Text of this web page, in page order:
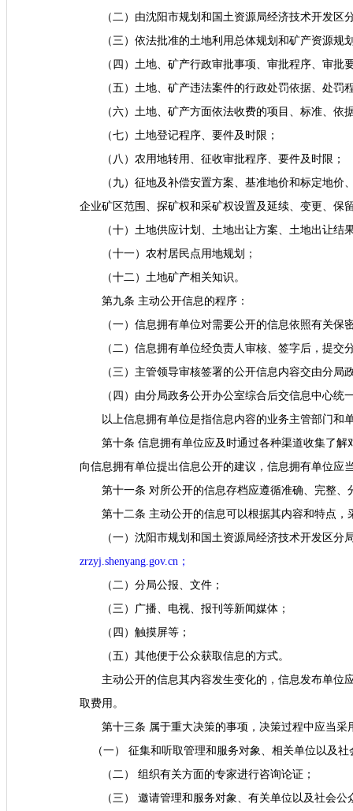
（二）由沈阳市规划和国土资源局经济技术开发
（三）依法批准的土地利用总体规划和矿产资源规
（四）土地、矿产行政审批事项、审批程序、审批
（五）土地、矿产违法案件的行政处罚依据、处
（六）土地、矿产方面依法收费的项目、标准、依
（七）土地登记程序、要件及时限；
（八）农用地转用、征收审批程序、要件及时限；
（九）征地及补偿安置方案、基准地价和标定地
企业矿区范围、探矿权和采矿权设置及延续、变更、保
（十）土地供应计划、土地出让方案、土地出让结
（十一）农村居民点用地规划；
（十二）土地矿产相关知识。
第九条 主动公开信息的程序：
（一）信息拥有单位对需要公开的信息依照有关保
（二）信息拥有单位经负责人审核、签字后，提交
（三）主管领导审核签署的公开信息内容交由分局
（四）由分局政务公开办公室综合后交信息中心统
以上信息拥有单位是指信息内容的业务主管部门和
第十条 信息拥有单位应及时通过各种渠道收集了
向信息拥有单位提出信息公开的建议，信息拥有单位应
第十一条 对所公开的信息存档应遵循准确、完整、
第十二条 主动公开的信息可以根据其内容和特点，
（一）沈阳市规划和国土资源局经济技术开发区
zrzyj.shenyang.gov.cn ；
（二）分局公报、文件；
（三）广播、电视、报刊等新闻媒体；
（四）触摸屏等；
（五）其他便于公众获取信息的方式。
主动公开的信息其内容发生变化的，信息发布单位
取费用。
第十三条 属于重大决策的事项，决策过程中应当
（一） 征集和听取管理和服务对象、相关单位以及社
（二） 组织有关方面的专家进行咨询论证；
（三） 邀请管理和服务对象、有关单位以及社会